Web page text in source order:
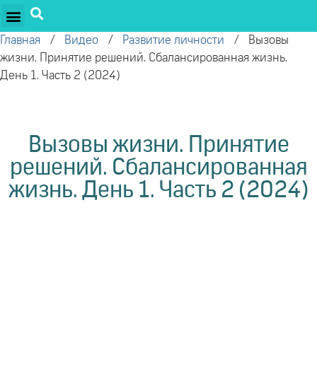
Главная / Видео / Развитие личности /
Вызовы
жизни. Принятие решений. Сбалансированная жизнь.
День 1. Часть 2 (2024)
Вызовы жизни. Принятие
решений. Сбалансированная
жизнь. День 1. Часть 2 (2024)